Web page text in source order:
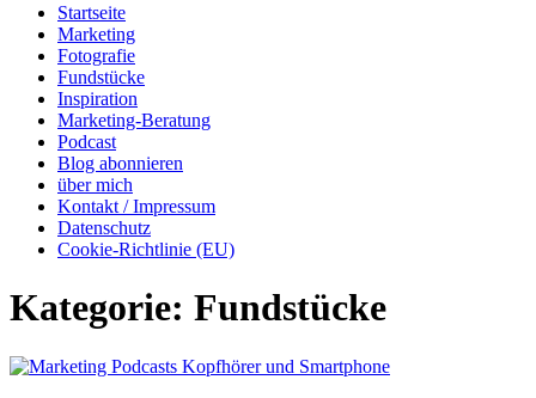
Startseite
Marketing
Fotografie
Fundstücke
Inspiration
Marketing-Beratung
Podcast
Blog abonnieren
über mich
Kontakt / Impressum
Datenschutz
Cookie-Richtlinie (EU)
Kategorie: Fundstücke